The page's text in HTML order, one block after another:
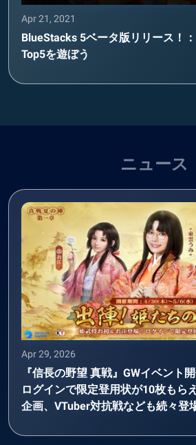
Apr 21, 2021
BlueStacks 5ベータ版リリース！
Top5を遊ぼう
ニュース
Apr 29, 2026
『信長の野望 真戦』GWイベント
ログインで限定登用状が10枚もら
企画、VTuber対抗戦なども続々登